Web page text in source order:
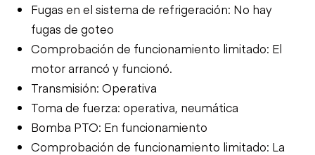
Fugas en el sistema de refrigeración: No hay
fugas de goteo
Comprobación de funcionamiento limitado: El
motor arrancó y funcionó.
Transmisión: Operativa
Toma de fuerza: operativa, neumática
Bomba PTO: En funcionamiento
Comprobación de funcionamiento limitado: La